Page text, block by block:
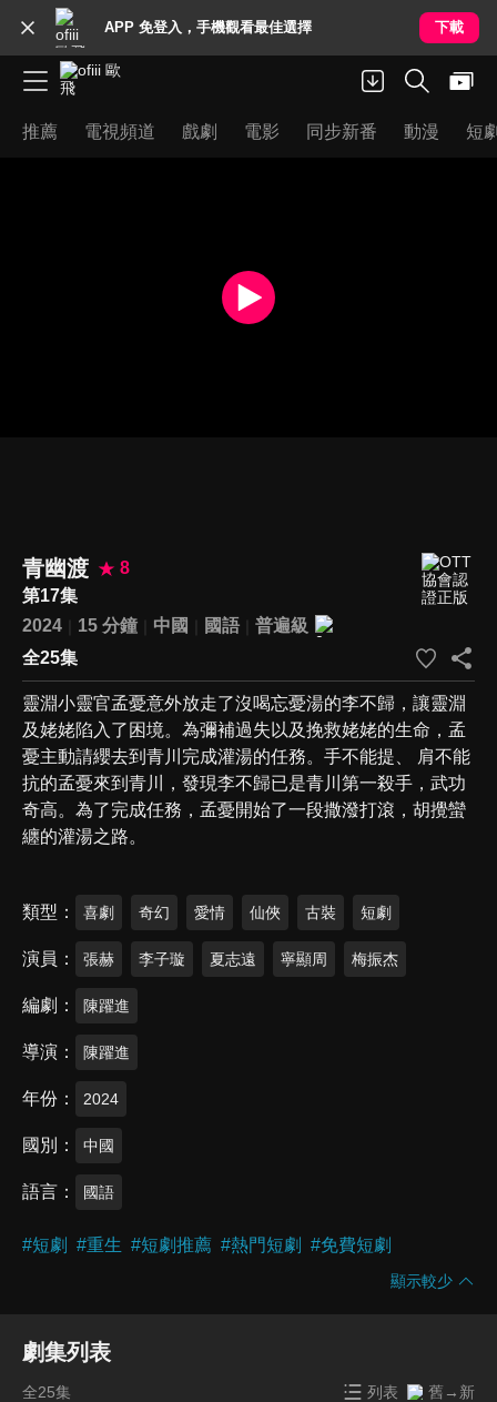
APP 免登入，手機觀看最佳選擇 下載
推薦 電視頻道 戲劇 電影 同步新番 動漫 短
青幽渡
8
第17集
2024
15 分鐘 中國 國語
普遍級
全25集
靈淵小靈官孟憂意外放走了沒喝忘憂湯的李不歸，讓靈淵
及姥姥陷入了困境。為彌補過失以及挽救姥姥的生命，孟
憂主動請纓去到青川完成灌湯的任務。手不能提、 肩不能
抗的孟憂來到青川，發現李不歸已是青川第⼀殺手，武功
奇高。為了完成任務，孟憂開始了⼀段撒潑打滾，胡攪蠻
纏的灌湯之路。
類型 喜劇 奇幻 愛情 仙俠 古裝 短劇
演員 張赫 李子璇 夏志遠 寧顯周 梅振杰
編劇 陳躍進
導演 陳躍進
年份 2024
國別 中國
語言 國語
#短劇 #重生 #短劇推薦 #熱門短劇 #免費短劇
顯示較少
劇集列表
全25集 列表 舊→新